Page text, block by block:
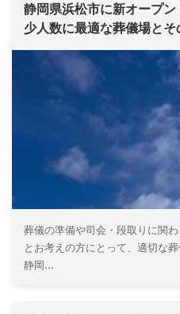
静岡県浜松市に新オープン
少人数に最適な葬儀場とそ
葬儀の準備や司会・段取りに関
とお考えの方にとって、適切な
静岡...